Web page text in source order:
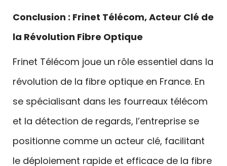
Conclusion : Frinet Télécom, Acteur Clé de
la Révolution Fibre Optique
Frinet Télécom joue un rôle essentiel dans la
révolution de la fibre optique en France. En
se spécialisant dans les fourreaux télécom
et la détection de regards, l’entreprise se
positionne comme un acteur clé, facilitant
le déploiement rapide et efficace de la fibre